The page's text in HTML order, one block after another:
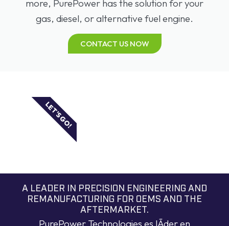
more, PurePower has the solution for your
gas, diesel, or alternative fuel engine.
CONTACT US NOW
LET'S GO!
A LEADER IN PRECISION ENGINEERING AND
REMANUFACTURING FOR OEMS AND THE
AFTERMARKET.
PurePower Technologies es lÃ­der en